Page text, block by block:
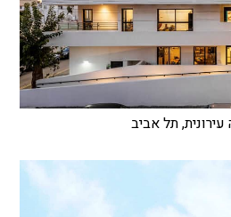
עירונית, תל אביב